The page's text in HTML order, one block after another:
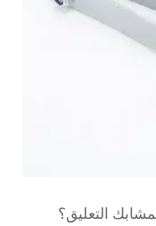
التعليق؟